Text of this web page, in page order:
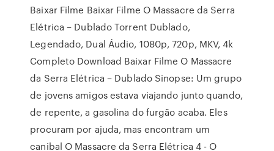
Baixar Filme Baixar Filme O Massacre da Serra
Elétrica – Dublado Torrent Dublado,
Legendado, Dual Áudio, 1080p, 720p, MKV, 4k
Completo Download Baixar Filme O Massacre
da Serra Elétrica – Dublado Sinopse: Um grupo
de jovens amigos estava viajando junto quando,
de repente, a gasolina do furgão acaba. Eles
procuram por ajuda, mas encontram um
canibal O Massacre da Serra Elétrica 4 - O